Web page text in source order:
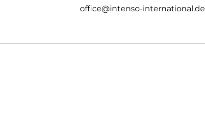
office@intenso-international.de